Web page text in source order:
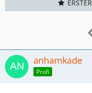
anhamkade
Profi